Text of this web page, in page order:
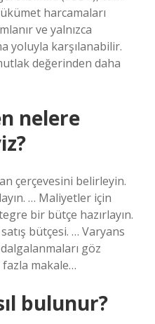
harcamaları
ve yalnızca
yoluyla karşılanabilir.
değerinden daha
nelere
çerçevesini belirleyin.
… Maliyetler için
bir bütçe hazırlayın.
bütçesi. … Varyans
göz
makale…
bulunur?